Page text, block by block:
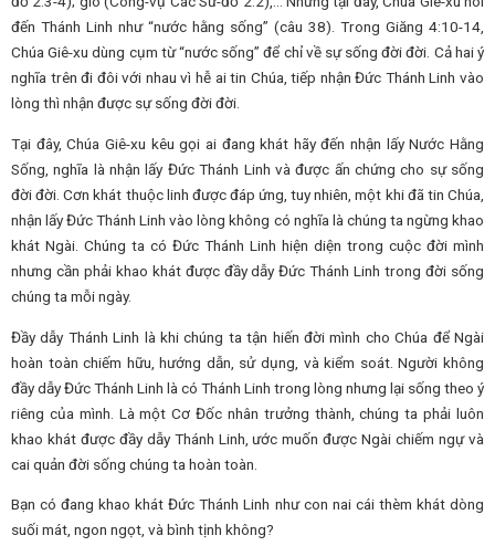
đến Thánh Linh như “nước hằng sống” (câu 38). Trong Giăng 4:10-14,
Chúa Giê-xu dùng cụm từ “nước sống” để chỉ về sự sống đời đời. Cả hai ý
nghĩa trên đi đôi với nhau vì hễ ai tin Chúa, tiếp nhận Đức Thánh Linh vào
lòng thì nhận được sự sống đời đời.
Tại đây, Chúa Giê-xu kêu gọi ai đang khát hãy đến nhận lấy Nước Hằng
Sống, nghĩa là nhận lấy Đức Thánh Linh và được ấn chứng cho sự sống
đời đời. Cơn khát thuộc linh được đáp ứng, tuy nhiên, một khi đã tin Chúa,
nhận lấy Đức Thánh Linh vào lòng không có nghĩa là chúng ta ngừng khao
khát Ngài. Chúng ta có Đức Thánh Linh hiện diện trong cuộc đời mình
nhưng cần phải khao khát được đầy dẫy Đức Thánh Linh trong đời sống
chúng ta mỗi ngày.
Đầy dẫy Thánh Linh là khi chúng ta tận hiến đời mình cho Chúa để Ngài
hoàn toàn chiếm hữu, hướng dẫn, sử dụng, và kiểm soát. Người không
đầy dẫy Đức Thánh Linh là có Thánh Linh trong lòng nhưng lại sống theo ý
riêng của mình. Là một Cơ Đốc nhân trưởng thành, chúng ta phải luôn
khao khát được đầy dẫy Thánh Linh, ước muốn được Ngài chiếm ngự và
cai quản đời sống chúng ta hoàn toàn.
Bạn có đang khao khát Đức Thánh Linh như con nai cái thèm khát dòng
suối mát, ngon ngọt, và bình tịnh không?